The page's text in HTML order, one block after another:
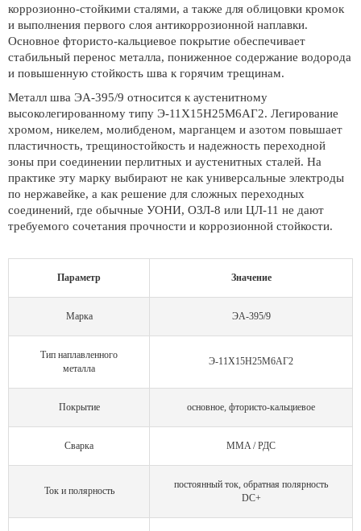
коррозионно-стойкими сталями, а также для облицовки кромок
и выполнения первого слоя антикоррозионной наплавки.
Основное фтористо-кальциевое покрытие обеспечивает
стабильный перенос металла, пониженное содержание водорода
и повышенную стойкость шва к горячим трещинам.
Металл шва ЭА-395/9 относится к аустенитному
высоколегированному типу Э-11Х15Н25М6АГ2. Легирование
хромом, никелем, молибденом, марганцем и азотом повышает
пластичность, трещиностойкость и надежность переходной
зоны при соединении перлитных и аустенитных сталей. На
практике эту марку выбирают не как универсальные электроды
по нержавейке, а как решение для сложных переходных
соединений, где обычные УОНИ, ОЗЛ-8 или ЦЛ-11 не дают
требуемого сочетания прочности и коррозионной стойкости.
Параметр Значение
Марка ЭА-395/9
Тип наплавленного
металла
Э-11Х15Н25М6АГ2
Покрытие основное, фтористо-кальциевое
Сварка MMA / РДС
Ток и полярность
постоянный ток, обратная полярность
DC+